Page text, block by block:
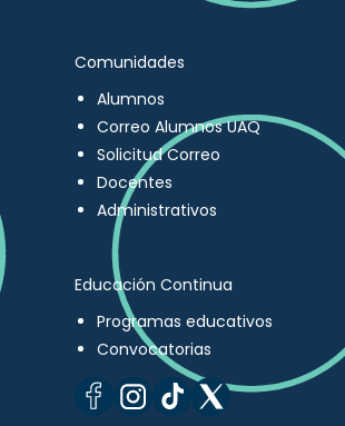
Comunidades
Alumnos
Correo Alumnos UAQ
Solicitud Correo
Docentes
Administrativos
Educación Continua
Programas educativos
Convocatorias